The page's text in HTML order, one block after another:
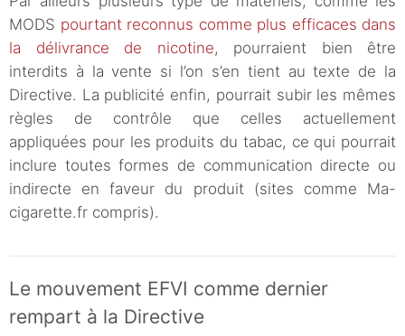
MODS pourtant reconnus comme plus efficaces dans
la délivrance de nicotine, pourraient bien être
interdits à la vente si l’on s’en tient au texte de la
Directive. La publicité enfin, pourrait subir les mêmes
règles de contrôle que celles actuellement
appliquées pour les produits du tabac, ce qui pourrait
inclure toutes formes de communication directe ou
indirecte en faveur du produit (sites comme Ma-
cigarette.fr compris).
Le mouvement EFVI comme dernier
rempart à la Directive